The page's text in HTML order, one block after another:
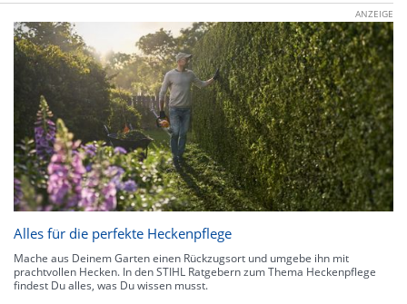
ANZEIGE
Alles für die perfekte Heckenpflege
Mache aus Deinem Garten einen Rückzugsort und umgebe ihn mit
prachtvollen Hecken. In den STIHL Ratgebern zum Thema Heckenpflege
findest Du alles, was Du wissen musst.